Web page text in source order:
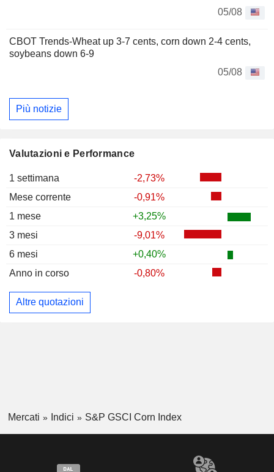
05/08
CBOT Trends-Wheat up 3-7 cents, corn down 2-4 cents,
soybeans down 6-9
05/08
Più notizie
Valutazioni e Performance
1 settimana
-2,73%
Mese corrente
-0,91%
1 mese
+3,25%
3 mesi
-9,01%
6 mesi
+0,40%
Anno in corso
-0,80%
Altre quotazioni
Mercati Indici S&P GSCI Corn Index